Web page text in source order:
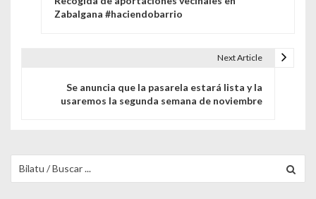
Zabalgana #haciendobarrio
Next Article
Se anuncia que la pasarela estará lista y la
usaremos la segunda semana de noviembre